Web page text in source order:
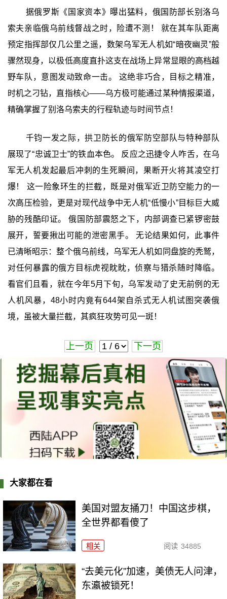
据俄罗斯《国家资本》曝出猛料，俄国防部长别洛乌
索夫亲临俄乌前线督战之时，险遭不测！ 就在其车队距离
预定指挥部仅几公里之遥，数架乌军无人机如“暗夜幽灵”般
骤然现身，以极低高度直扑这支在战场上异常显眼的高档越
野车队，意图发动致命一击。 这绝非巧合，目标之精准，
时机之刁钻，直指核心——乌方极可能通过某种情报渠道，
精确掌握了别洛乌索夫的行程轨迹与时间节点！
千钧一发之际，拱卫防长的俄军防空部队与特种部队
展现了“忠诚卫士”的铁血本色。 反应之迅捷令人咋舌，在乌
军无人机发起最后冲刺的生死瞬间，果断开火将其凌空打
爆！ 这一险象环生的拦截，既是对俄军近卫防空能力的一
次高压检验，更是对现代战争中无人机“低慢小”目标巨大威
胁的残酷印证。 俄国防部震怒之下，内部调查已紧锣密鼓
展开，誓要揪出可能的泄密黑手。 无论结果如何，此事件
已清晰昭示：整个俄乌前线，乌军无人机如同盘旋的秃鹫，
对任何暴露的俄方目标虎视眈眈，侦察与猎杀随时降临。
看官们且看，就在今年5月下旬，乌军发动了史无前例的无
人机风暴，48小时内竟有644架自杀式无人机试图突袭俄
境，虽被大量拦截，其疯狂攻势可见一斑！
上一页 下一页
大家都在看
美国对盟友捅刀！中国这步棋，
全世界都看傻了
相关 阅读 34885
“去美元化”加速，美债无人问津，
东瀛被锁死！